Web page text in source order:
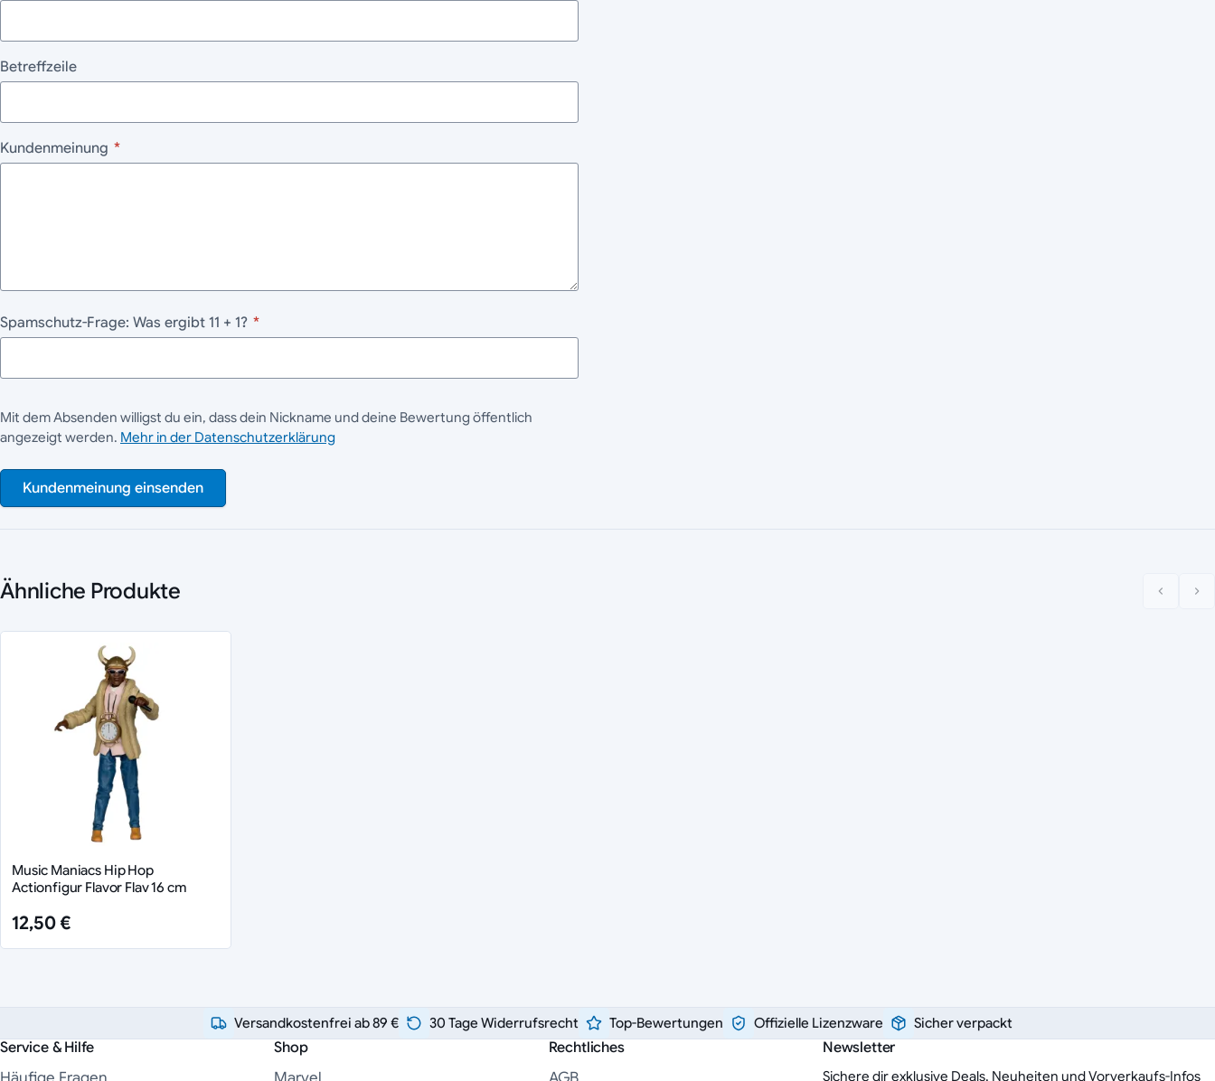
Betreffzeile
Kundenmeinung *
Spamschutz-Frage: Was ergibt 11 + 1? *
Mit dem Absenden willigst du ein, dass dein Nickname und deine Bewertung öffentlich
angezeigt werden. Mehr in der Datenschutzerklärung
Kundenmeinung einsenden
Ähnliche Produkte
Music Maniacs Hip Hop
Actionfigur Flavor Flav 16 cm
12,50 €
Versandkostenfrei ab 89 € 30 Tage Widerrufsrecht Top-Bewertungen Offizielle Lizenzware Sicher verpackt
Service & Hilfe Shop Rechtliches Newsletter
Sichere dir exklusive Deals, Neuheiten und Vorverkaufs-Infos